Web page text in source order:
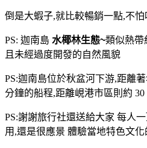
倒是大蝦子,就比較暢銷一點,不
PS: 迦南島 水椰林生態~類似熱帶
且未經過度開發的自然風貌
PS:迦南島位於秋盆河下游,距離
分鐘的船程,距離峴港市區則約 30
PS:謝謝旅行社還送給大家 每人
用,還是很應景 體驗當地特色文